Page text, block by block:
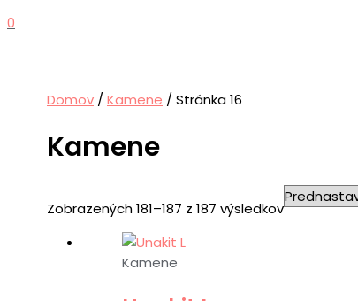
0
Domov /Kamene / Stránka 16
Kamene
Zobrazených 181–187 z 187 výsledkov
Kamene